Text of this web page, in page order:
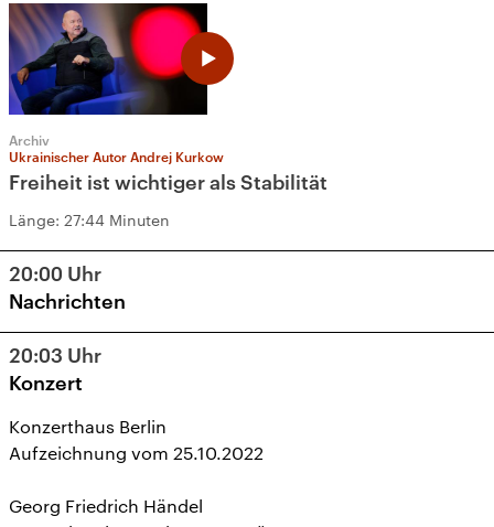
Archiv
Ukrainischer Autor Andrej Kurkow
Freiheit ist wichtiger als Stabilität
Länge: 27:44 Minuten
20:00 Uhr
Nachrichten
20:03 Uhr
Konzert
Konzerthaus Berlin
Aufzeichnung vom 25.10.2022
Georg Friedrich Händel